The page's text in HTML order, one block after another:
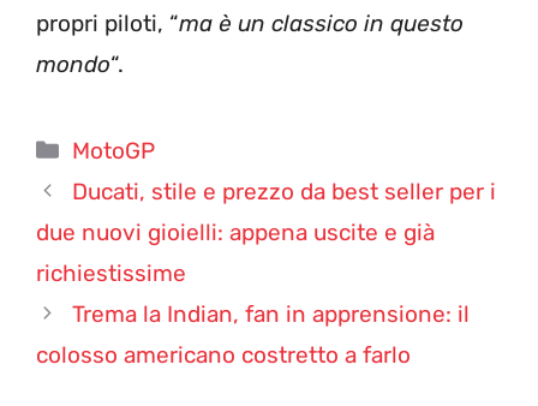
propri piloti, “ma è un classico in questo
mondo“.
Categorie
MotoGP
Ducati, stile e prezzo da best seller per i
due nuovi gioielli: appena uscite e già
richiestissime
Trema la Indian, fan in apprensione: il
colosso americano costretto a farlo